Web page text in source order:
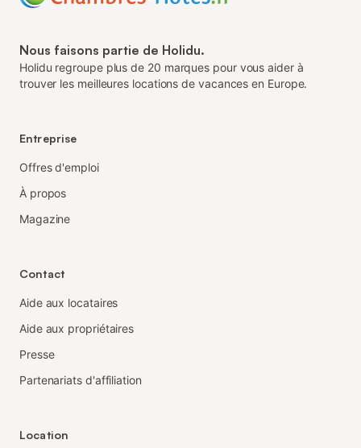
Nous faisons partie de Holidu.
Holidu regroupe plus de 20 marques pour vous aider à
trouver les meilleures locations de vacances en Europe.
Entreprise
Offres d'emploi
À propos
Magazine
Contact
Aide aux locataires
Aide aux propriétaires
Presse
Partenariats d'affiliation
Location